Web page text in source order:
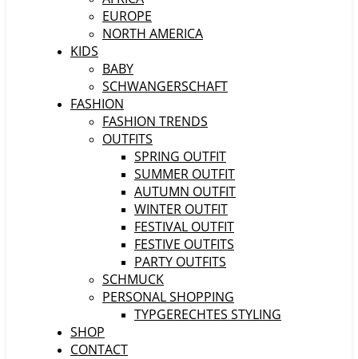
EUROPE
NORTH AMERICA
KIDS
BABY
SCHWANGERSCHAFT
FASHION
FASHION TRENDS
OUTFITS
SPRING OUTFIT
SUMMER OUTFIT
AUTUMN OUTFIT
WINTER OUTFIT
FESTIVAL OUTFIT
FESTIVE OUTFITS
PARTY OUTFITS
SCHMUCK
PERSONAL SHOPPING
TYPGERECHTES STYLING
SHOP
CONTACT